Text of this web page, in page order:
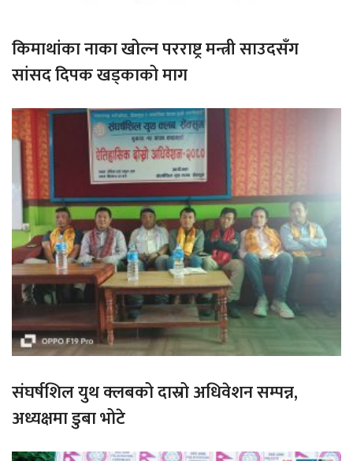
किमाथांका नाका खोल्न परराष्ट्र मन्त्री साउदसँग
सांसद दिपक खड्काको माग
संघर्षशिल युथ क्लबको दास्रो अधिवेशन सम्पन्न,
अध्यक्षमा डुबा भोटे